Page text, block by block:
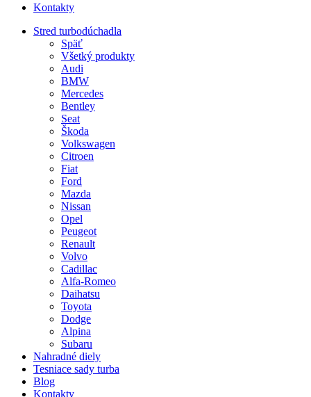
Kontakty
Stred turbodúchadla
Späť
Všetký produkty
Audi
BMW
Mercedes
Bentley
Seat
Škoda
Volkswagen
Citroen
Fiat
Ford
Mazda
Nissan
Opel
Peugeot
Renault
Volvo
Cadillac
Alfa-Romeo
Daihatsu
Toyota
Dodge
Alpina
Subaru
Nahradné diely
Tesniace sady turba
Blog
Kontakty